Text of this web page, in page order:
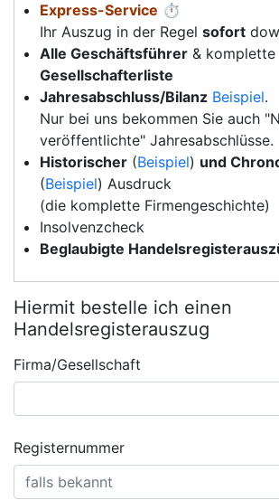
Express-Service ⏱️
Ihr Auszug in der Regel sofort
Alle Geschäftsführer & komplette
Gesellschafterliste
Jahresabschluss/Bilanz Beispiel.
Nur bei uns bekommen Sie auch
veröffentlichte" Jahresabschlüsse.
Historischer (Beispiel) und
(Beispiel) Ausdruck
(die komplette Firmengeschichte)
Insolvenzcheck
Beglaubigte
Hiermit bestelle ich einen
Handelsregisterauszug
Firma/Gesellschaft
Registernummer